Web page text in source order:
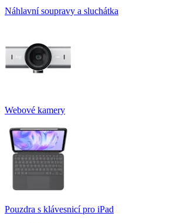
Náhlavní soupravy a sluchátka
Webové kamery
Pouzdra s klávesnicí pro iPad